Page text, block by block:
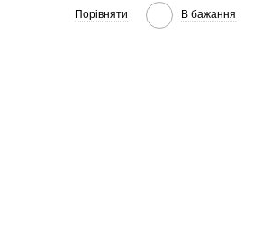
Порівняти В бажання